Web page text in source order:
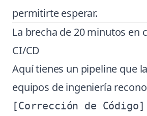
permitirte esperar.
La brecha de 20 minutos en
CI/CD
Aquí tienes un pipeline que
equipos de ingeniería